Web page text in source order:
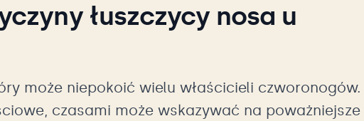
łuszczycy nosa u
może niepokoić wielu właścicieli czworonogów.
czasami może wskazywać na poważniejsze